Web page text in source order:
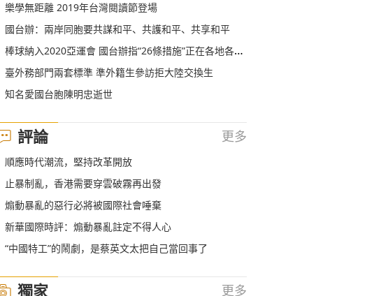
樂學無距離 2019年台灣閱讀節登場
國台辦：兩岸同胞要共謀和平、共護和平、共享和平
棒球納入2020亞運會 國台辦指“26條措施”正在各地各領域落實
臺外務部門兩套標準 準外籍生參訪拒大陸交換生
知名愛國台胞陳明忠逝世
評論 更多
順應時代潮流，堅持改革開放
止暴制亂，香港需要穿雲破霧再出發
煽動暴亂的惡行必將被國際社會唾棄
新華國際時評：煽動暴亂註定不得人心
“中國特工”的鬧劇，是蔡英文太把自己當回事了
獨家 更多